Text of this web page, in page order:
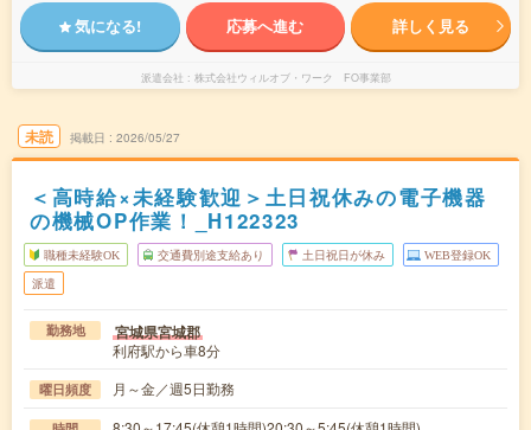
気になる! 応募へ進む 詳しく見る
派遣会社 株式会社ウィルオブ・ワーク FO事業部
未読 掲載日 2026/05/27
＜高時給×未経験歓迎＞土日祝休みの電子機器
の機械OP作業！_H122323
職種未経験OK 交通費別途支給あり 土日祝日が休み WEB登録OK
派遣
勤務地 宮城県宮城郡
利府駅から車8分
曜日頻度 月～金／週5日勤務